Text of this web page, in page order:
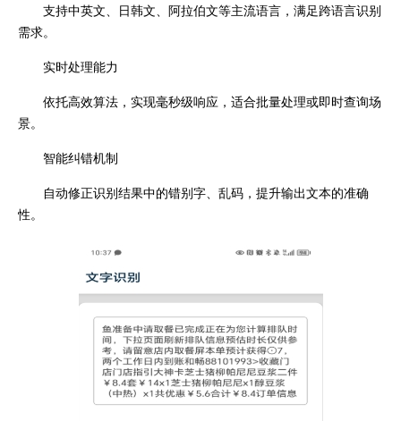
支持中英文、日韩文、阿拉伯文等主流语言，满足跨语言识别
需求。
实时处理能力
依托高效算法，实现毫秒级响应，适合批量处理或即时查询场
景。
智能纠错机制
自动修正识别结果中的错别字、乱码，提升输出文本的准确
性。